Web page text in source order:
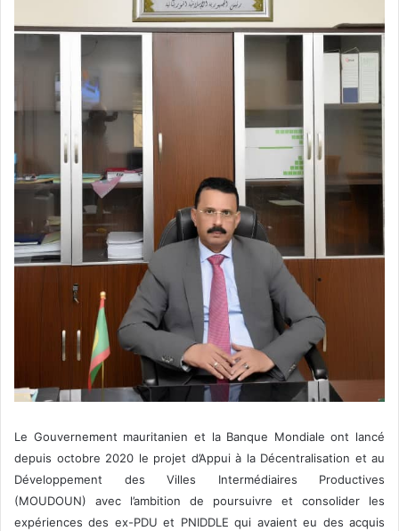
Le Gouvernement mauritanien et la Banque Mondiale ont lancé
depuis octobre 2020 le projet d’Appui à la Décentralisation et au
Développement des Villes Intermédiaires Productives
(MOUDOUN) avec l’ambition de poursuivre et consolider les
expériences des ex-PDU et PNIDDLE qui avaient eu des acquis